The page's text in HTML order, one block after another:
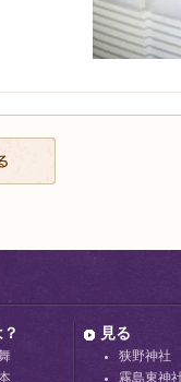
見る
狭野神社
霧島東神